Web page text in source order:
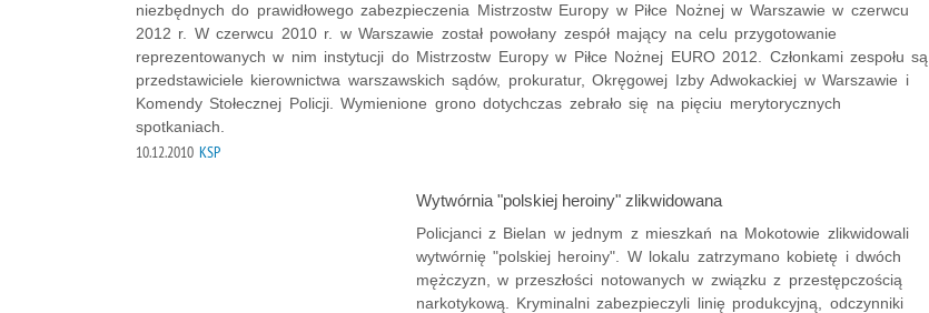
niezbędnych do prawidłowego zabezpieczenia Mistrzostw Europy w Piłce Nożnej w Warszawie w czerwcu
2012 r. W czerwcu 2010 r. w Warszawie został powołany zespół mający na celu przygotowanie
reprezentowanych w nim instytucji do Mistrzostw Europy w Piłce Nożnej EURO 2012. Członkami zespołu są
przedstawiciele kierownictwa warszawskich sądów, prokuratur, Okręgowej Izby Adwokackiej w Warszawie i
Komendy Stołecznej Policji. Wymienione grono dotychczas zebrało się na pięciu merytorycznych
spotkaniach.
10.12.2010 KSP
Wytwórnia "polskiej heroiny" zlikwidowana
Policjanci z Bielan w jednym z mieszkań na Mokotowie zlikwidowali
wytwórnię "polskiej heroiny". W lokalu zatrzymano kobietę i dwóch
mężczyzn, w przeszłości notowanych w związku z przestępczością
narkotykową. Kryminalni zabezpieczyli linię produkcyjną, odczynniki